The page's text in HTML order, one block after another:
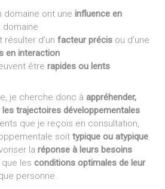
domaine ont uneinfluence en
domaine
résulter d’unfacteur précis ou d’une
en interaction
êtrerapides ou lents
je cherche donc àappréhender,
trajectoires développementales
que je reçois en consultation,
soittypique ou atypique.
laréponse à leurs besoins
les conditions optimales de leur
personne.